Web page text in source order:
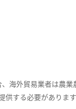
海外貿易業者は農
する必要があります